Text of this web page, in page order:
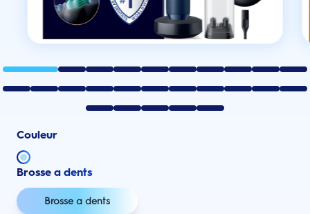
Couleur
Brosse a dents
Brosse a dents